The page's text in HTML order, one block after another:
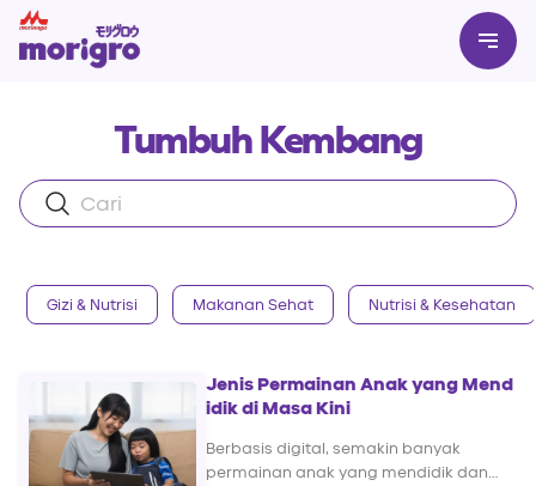
Tumbuh Kembang
Gizi & Nutrisi Makanan Sehat Nutrisi & Kesehatan
Jenis Permainan Anak yang Mend
idik di Masa Kini
Berbasis digital, semakin banyak
permainan anak yang mendidik dan